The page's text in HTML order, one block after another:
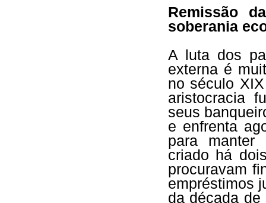
Remissão
soberania
A luta dos
externa é
no século
aristocracia
seus
e enfrenta
para manter
criado há
procuravam
empréstimos
da década